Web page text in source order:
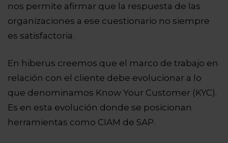
nos permite afirmar que la respuesta de las
organizaciones a ese cuestionario no siempre
es satisfactoria.
En hiberus creemos que el marco de trabajo en
relación con el cliente debe evolucionar a lo
que denominamos Know Your Customer (KYC).
Es en esta evolución donde se posicionan
herramientas como CIAM de SAP.